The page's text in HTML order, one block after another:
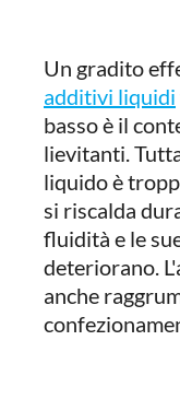
Un gradito
additivi liquidi
basso è il
lievitanti.
liquido è
si riscalda
fluidità e le
deteriorano.
anche